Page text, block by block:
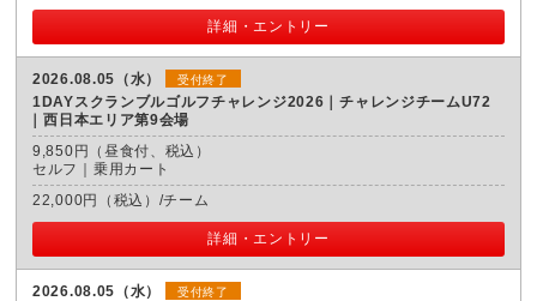
詳細・エントリー
2026.08.05（水） 受付終了
1DAYスクランブルゴルフチャレンジ2026｜チャレンジチームU72
西日本エリア第9会場
9,850円（昼食付、税込）
セルフ｜乗用カート
22,000円（税込）/チーム
詳細・エントリー
2026.08.05（水） 受付終了